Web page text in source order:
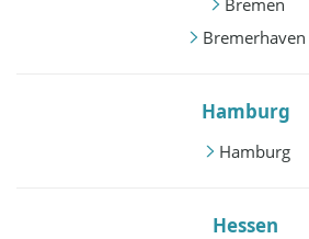
Bremen
Bremerhaven
Hamburg
Hamburg
Hessen